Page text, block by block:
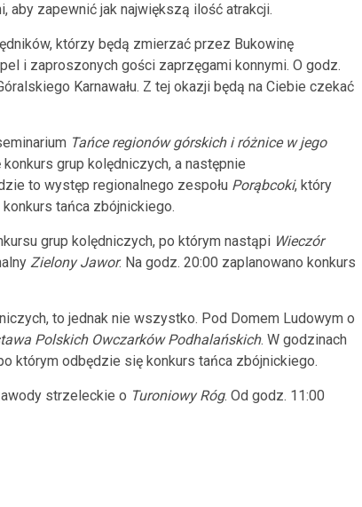
aby zapewnić jak największą ilość atrakcji.
którzy będą zmierzać przez Bukowinę
i zaproszonych gości zaprzęgami konnymi. O godz.
Karnawału. Z tej okazji będą na Ciebie czekać
Tańce regionów górskich i różnice w jego
grup kolędniczych, a następnie
to występ regionalnego zespołu Porąbcoki, który
tańca zbójnickiego.
grup kolędniczych, po którym nastąpi Wieczór
Zielony Jawor. Na godz. 20:00 zaplanowano konkurs
to jednak nie wszystko. Pod Domem Ludowym o
Polskich Owczarków Podhalańskich. W godzinach
którym odbędzie się konkurs tańca zbójnickiego.
strzeleckie o Turoniowy Róg. Od godz. 11:00